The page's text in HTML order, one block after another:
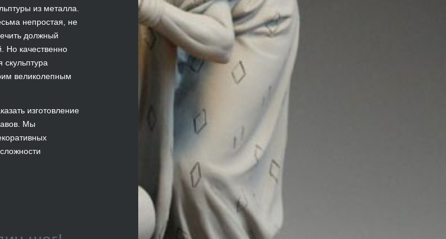
из металла.
непростая, не
должный
Но качественно
великолепным
изготовление
Мы